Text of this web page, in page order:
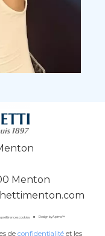
Menton
préférences cookies Design byApimo™
de confidentialité et les